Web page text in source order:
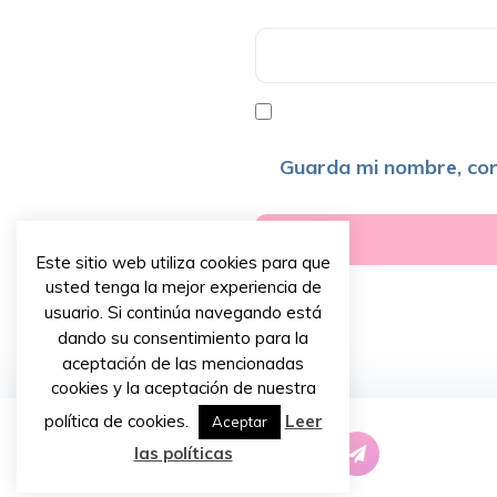
Guarda mi nombre,
Este sitio web utiliza cookies para que
usted tenga la mejor experiencia de
usuario. Si continúa navegando está
dando su consentimiento para la
aceptación de las mencionadas
cookies y la aceptación de nuestra
política de cookies.
Aceptar
Leer
las políticas